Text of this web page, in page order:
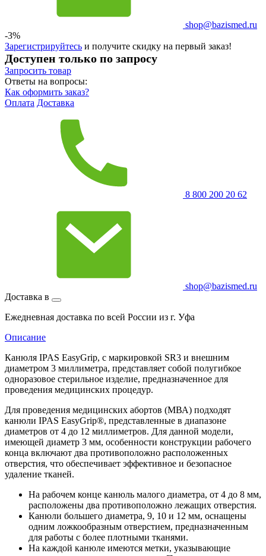
shop@bazismed.ru
-3%
Зарегистрируйтесь и получите скидку на первый заказ!
Доступен только по запросу
Запросить товар
Ответы на вопросы:
Как оформить заказ?
Оплата Доставка
8 800 200 20 62
shop@bazismed.ru
Доставка в
Ежедневная доставка по всей России из г. Уфа
Описание
Канюля IPAS EasyGrip, с маркировкой SR3 и внешним
диаметром 3 миллиметра, представляет собой полугибкое
одноразовое стерильное изделие, предназначенное для
проведения медицинских процедур.
Для проведения медицинских абортов (МВА) подходят
канюли IPAS EasyGrip®, представленные в диапазоне
диаметров от 4 до 12 миллиметров. Для данной модели,
имеющей диаметр 3 мм, особенности конструкции рабочего
конца включают два противоположно расположенных
отверстия, что обеспечивает эффективное и безопасное
удаление тканей.
На рабочем конце канюль малого диаметра, от 4 до 8 мм,
расположены два противоположно лежащих отверстия.
Канюли большего диаметра, 9, 10 и 12 мм, оснащены
одним ложкообразным отверстием, предназначенным
для работы с более плотными тканями.
На каждой канюле имеются метки, указывающие